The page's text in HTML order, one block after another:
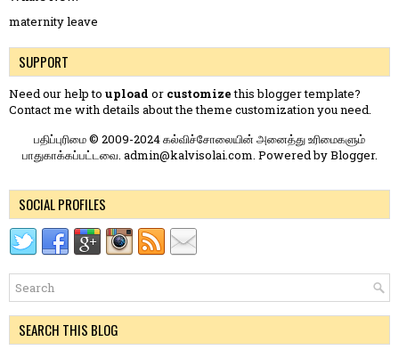
maternity leave
SUPPORT
Need our help to upload or customizethis blogger template?
Contact me with details about the theme customization you need.
பதிப்புரிமை © 2009-2024 கல்விச்சோலையின் அனைத்து உரிமைகளும்
பாதுகாக்கப்பட்டவை. admin@kalvisolai.com. Powered byBlogger.
SOCIAL PROFILES
SEARCH THIS BLOG